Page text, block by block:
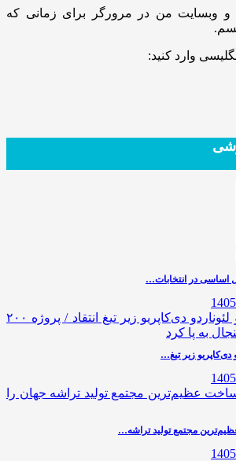
و وبسایت من در مرورگر برای زمانی که
وارد کنید:
در انتخابات…
زیر تیغ…
مجتمع تولید تراشه…